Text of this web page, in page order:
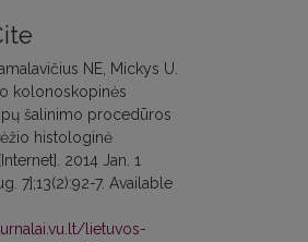
NE, Mickys U.
kolonoskopinės
šalinimo procedūros
histologinė
2014 Jan. 1
7];13(2):92-7. Available
lietuvos-